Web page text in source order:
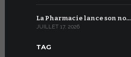
La Pharmacie lance son no…
JUILLET 17, 2026
TAG